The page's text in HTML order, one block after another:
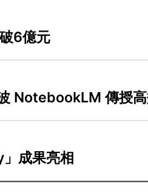
6億元
NotebookLM 傳授
成果亮相